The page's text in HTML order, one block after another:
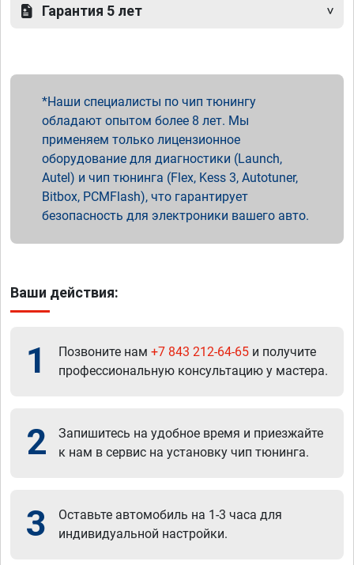
Гарантия 5 лет
Наши специалисты по чип тюнингу
обладают опытом более 8 лет. Мы
применяем только лицензионное
оборудование для диагностики (Launch,
Autel) и чип тюнинга (Flex, Kess 3, Autotuner,
Bitbox, PCMFlash), что гарантирует
безопасность для электроники вашего авто.
Ваши действия:
1 Позвоните нам +7 843 212-64-65 и получите
профессиональную консультацию у мастера.
2
Запишитесь на удобное время и приезжайте
к нам в сервис на установку чип тюнинга.
3
Оставьте автомобиль на 1-3 часа для
индивидуальной настройки.